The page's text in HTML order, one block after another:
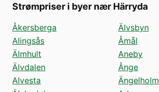
Strømpriser i byer nær Härryda
Åkersberga
Alingsås
Älmhult
Älvdalen
Alvesta
Älvsbyn
Åmål
Aneby
Ånge
Ängelholm